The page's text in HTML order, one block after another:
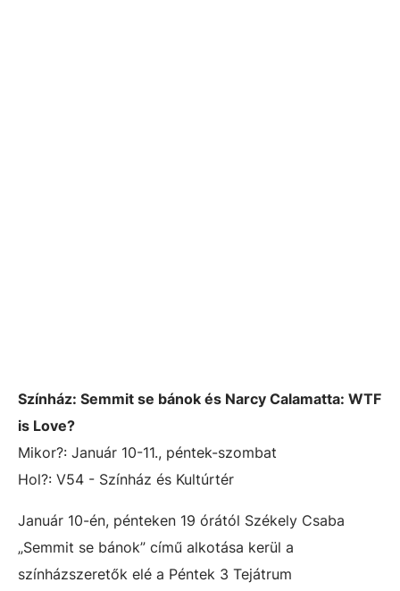
Színház: Semmit se bánok és Narcy Calamatta: WTF
is Love?
Mikor?: Január 10-11., péntek-szombat
Hol?: V54 - Színház és Kultúrtér
Január 10-én, pénteken 19 órától Székely Csaba
„Semmit se bánok” című alkotása kerül a
színházszeretők elé a Péntek 3 Tejátrum